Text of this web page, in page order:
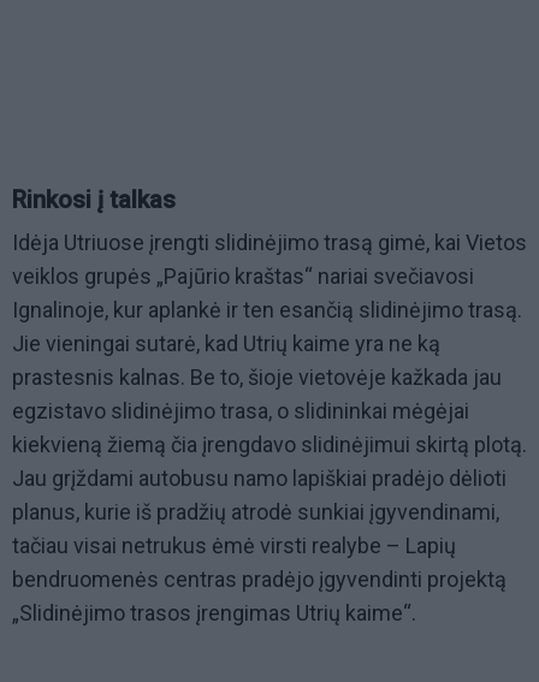
Rinkosi į talkas
Idėja Utriuose įrengti slidinėjimo trasą gimė, kai Vietos
veiklos grupės „Pajūrio kraštas“ nariai svečiavosi
Ignalinoje, kur aplankė ir ten esančią slidinėjimo trasą.
Jie vieningai sutarė, kad Utrių kaime yra ne ką
prastesnis kalnas. Be to, šioje vietovėje kažkada jau
egzistavo slidinėjimo trasa, o slidininkai mėgėjai
kiekvieną žiemą čia įrengdavo slidinėjimui skirtą plotą.
Jau grįždami autobusu namo lapiškiai pradėjo dėlioti
planus, kurie iš pradžių atrodė sunkiai įgyvendinami,
tačiau visai netrukus ėmė virsti realybe – Lapių
bendruomenės centras pradėjo įgyvendinti projektą
„Slidinėjimo trasos įrengimas Utrių kaime“.